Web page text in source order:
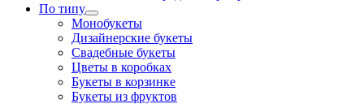
По типу
Монобукеты
Дизайнерские букеты
Свадебные букеты
Цветы в коробках
Букеты в корзинке
Букеты из фруктов